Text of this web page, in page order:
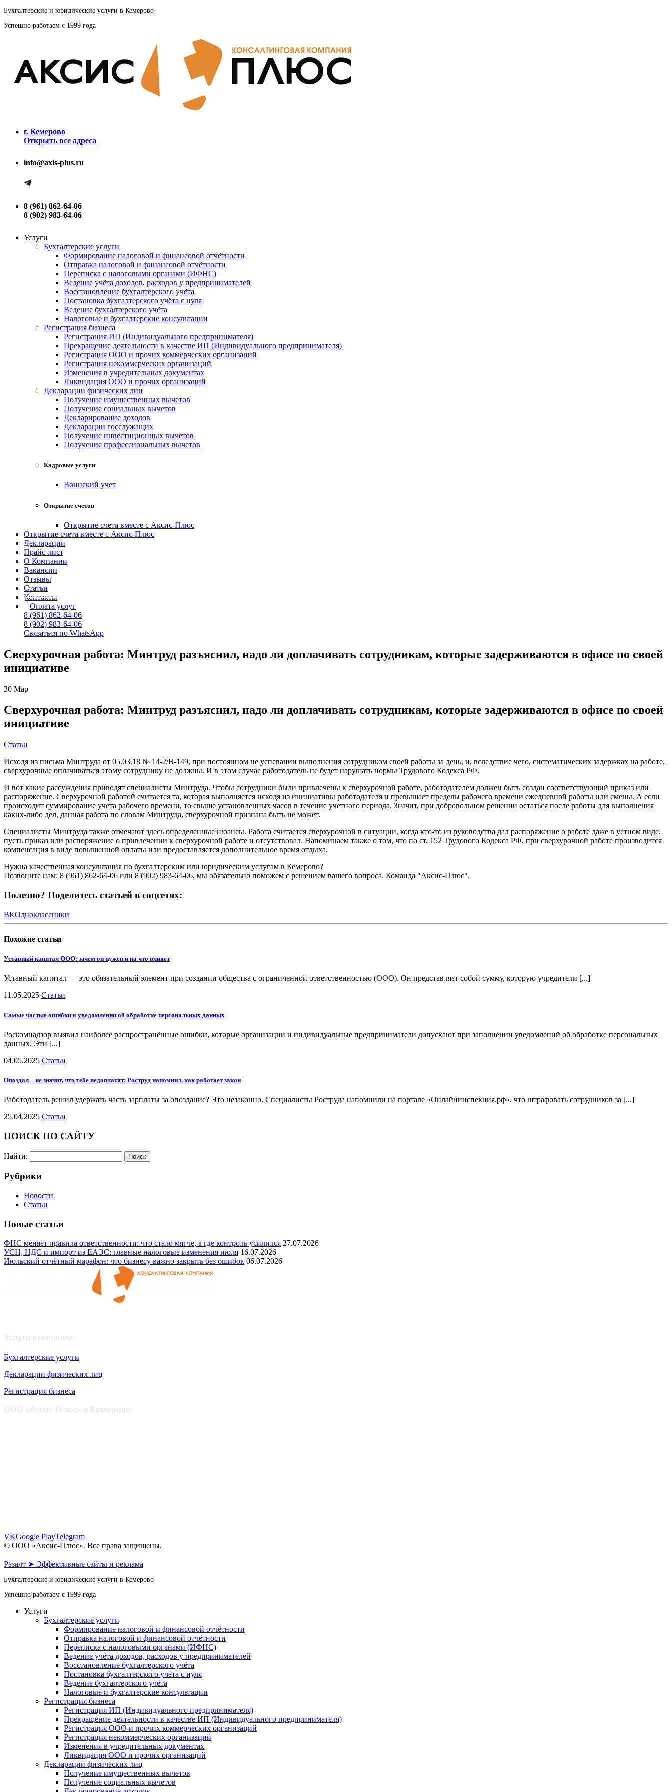
Бухгалтерские и юридические услуги в Кемерово
Успешно работаем с 1999 года
г. Кемерово
Открыть все адреса
info@axis-plus.ru
8 (961) 862-64-06
8 (902) 983-64-06
Услуги
Бухгалтерские услуги
Формирование налоговой и финансовой отчётности
Отправка налоговой и финансовой отчётности
Переписка с налоговыми органами (ИФНС)
Ведение учёта доходов, расходов у предпринимателей
Восстановление бухгалтерского учёта
Постановка бухгалтерского учёта с нуля
Ведение бухгалтерского учёта
Налоговые и бухгалтерские консультации
Регистрация бизнеса
Регистрация ИП (Индивидуального предпринимателя)
Прекращение деятельности в качестве ИП (Индивидуального предпринимателя)
Регистрация ООО и прочих коммерческих организаций
Регистрация некоммерческих организаций
Изменения в учредительных документах
Ликвидация ООО и прочих организаций
Декларации физических лиц
Получение имущественных вычетов
Получение социальных вычетов
Декларирование доходов
Декларации госслужащих
Получение инвестиционных вычетов
Получение профессиональных вычетов
Кадровые услуги
Воинский учет
Открытие счетов
Открытие счета вместе с Аксис-Плюс
Открытие счета вместе с Аксис-Плюс
Декларации
Прайс-лист
О Компании
Вакансии
Отзывы
Статьи
Контакты
Оплата услуг
8 (961) 862-64-06
8 (902) 983-64-06
Связаться по WhatsApp
Сверхурочная работа: Минтруд разъяснил, надо ли доплачивать сотрудникам, которые задерживаются в офисе по своей
инициативе
30 Мар
Сверхурочная работа: Минтруд разъяснил, надо ли доплачивать сотрудникам, которые задерживаются в офисе по своей
инициативе
Статьи
Исходя из письма Минтруда от 05.03.18 № 14-2/В-149, при постоянном не успевании выполнения сотрудником своей работы за день, и, вследствие чего, систематических задержках на работе,
сверхурочные оплачиваться этому сотруднику не должны. И в этом случае работодатель не будет нарушать нормы Трудового Кодекса РФ.
И вот какие рассуждения приводят специалисты Минтруда. Чтобы сотрудники были привлечены к сверхурочной работе, работодателем должен быть создан соответствующий приказ или
распоряжение. Сверхурочной работой считается та, которая выполняется исходя из инициативы работодателя и превышает пределы рабочего времени ежедневной работы или смены. А если
происходит суммирование учета рабочего времени, то свыше установленных часов в течение учетного периода. Значит, при добровольном решении остаться после работы для выполнения
каких-либо дел, данная работа по словам Минтруда, сверхурочной признана быть не может.
Специалисты Минтруда также отмечают здесь определенные нюансы. Работа считается сверхурочной в ситуации, когда кто-то из руководства дал распоряжение о работе даже в устном виде,
пусть приказ или распоряжение о привлечении к сверхурочной работе и отсутствовал. Напоминаем также о том, что по ст. 152 Трудового Кодекса РФ, при сверхурочной работе производится
компенсация в виде повышенной оплаты или предоставляется дополнительное время отдыха.
Нужна качественная консультация по бухгалтерским или юридическим услугам в Кемерово?
Позвоните нам: 8 (961) 862-64-06 или 8 (902) 983-64-06, мы обязательно поможем с решением вашего вопроса. Команда "Аксис-Плюс".
Полезно? Поделитесь статьей в соцсетях:
ВКОдноклассники
Похожие статьи
Уставный капитал ООО: зачем он нужен и на что влияет
Уставный капитал — это обязательный элемент при создании общества с ограниченной ответственностью (ООО). Он представляет собой сумму, которую учредители [...]
11.05.2025 Статьи
Самые частые ошибки в уведомлении об обработке персональных данных
Роскомнадзор выявил наиболее распространённые ошибки, которые организации и индивидуальные предприниматели допускают при заполнении уведомлений об обработке персональных
данных. Эти [...]
04.05.2025 Статьи
Опоздал – не значит, что тебе недоплатят: Роструд напомнил, как работает закон
Работодатель решил удержать часть зарплаты за опоздание? Это незаконно. Специалисты Роструда напомнили на портале «Онлайнинспекция.рф», что штрафовать сотрудников за [...]
25.04.2025 Статьи
ПОИСК ПО САЙТУ
Найти:
Рубрики
Новости
Статьи
Новые статьи
ФНС меняет правила ответственности: что стало мягче, а где контроль усилился 27.07.2026
УСН, НДС и импорт из ЕАЭС: главные налоговые изменения июля 16.07.2026
Июльский отчётный марафон: что бизнесу важно закрыть без ошибок 06.07.2026
Бухгалтерские услуги
Декларации физических лиц
Регистрация бизнеса
VKGoogle PlayTelegram
© ООО «Аксис-Плюс». Все права защищены.
Резалт ➤ Эффективные сайты и реклама
Бухгалтерские и юридические услуги в Кемерово
Успешно работаем с 1999 года
Услуги
Бухгалтерские услуги
Формирование налоговой и финансовой отчётности
Отправка налоговой и финансовой отчётности
Переписка с налоговыми органами (ИФНС)
Ведение учёта доходов, расходов у предпринимателей
Восстановление бухгалтерского учёта
Постановка бухгалтерского учёта с нуля
Ведение бухгалтерского учёта
Налоговые и бухгалтерские консультации
Регистрация бизнеса
Регистрация ИП (Индивидуального предпринимателя)
Прекращение деятельности в качестве ИП (Индивидуального предпринимателя)
Регистрация ООО и прочих коммерческих организаций
Регистрация некоммерческих организаций
Изменения в учредительных документах
Ликвидация ООО и прочих организаций
Декларации физических лиц
Получение имущественных вычетов
Получение социальных вычетов